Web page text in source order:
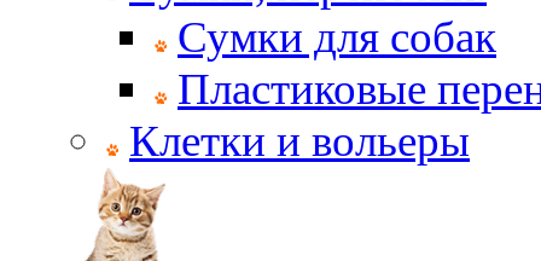
Сумки для собак
Пластиковые
Клетки и вольеры